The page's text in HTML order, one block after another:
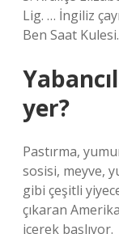
Lig. … İngiliz
Ben Saat Kulesi.
yer?
Pastırma,
sosisi, meyve,
gibi çeşitli
çıkaran
içerek başlıyor.